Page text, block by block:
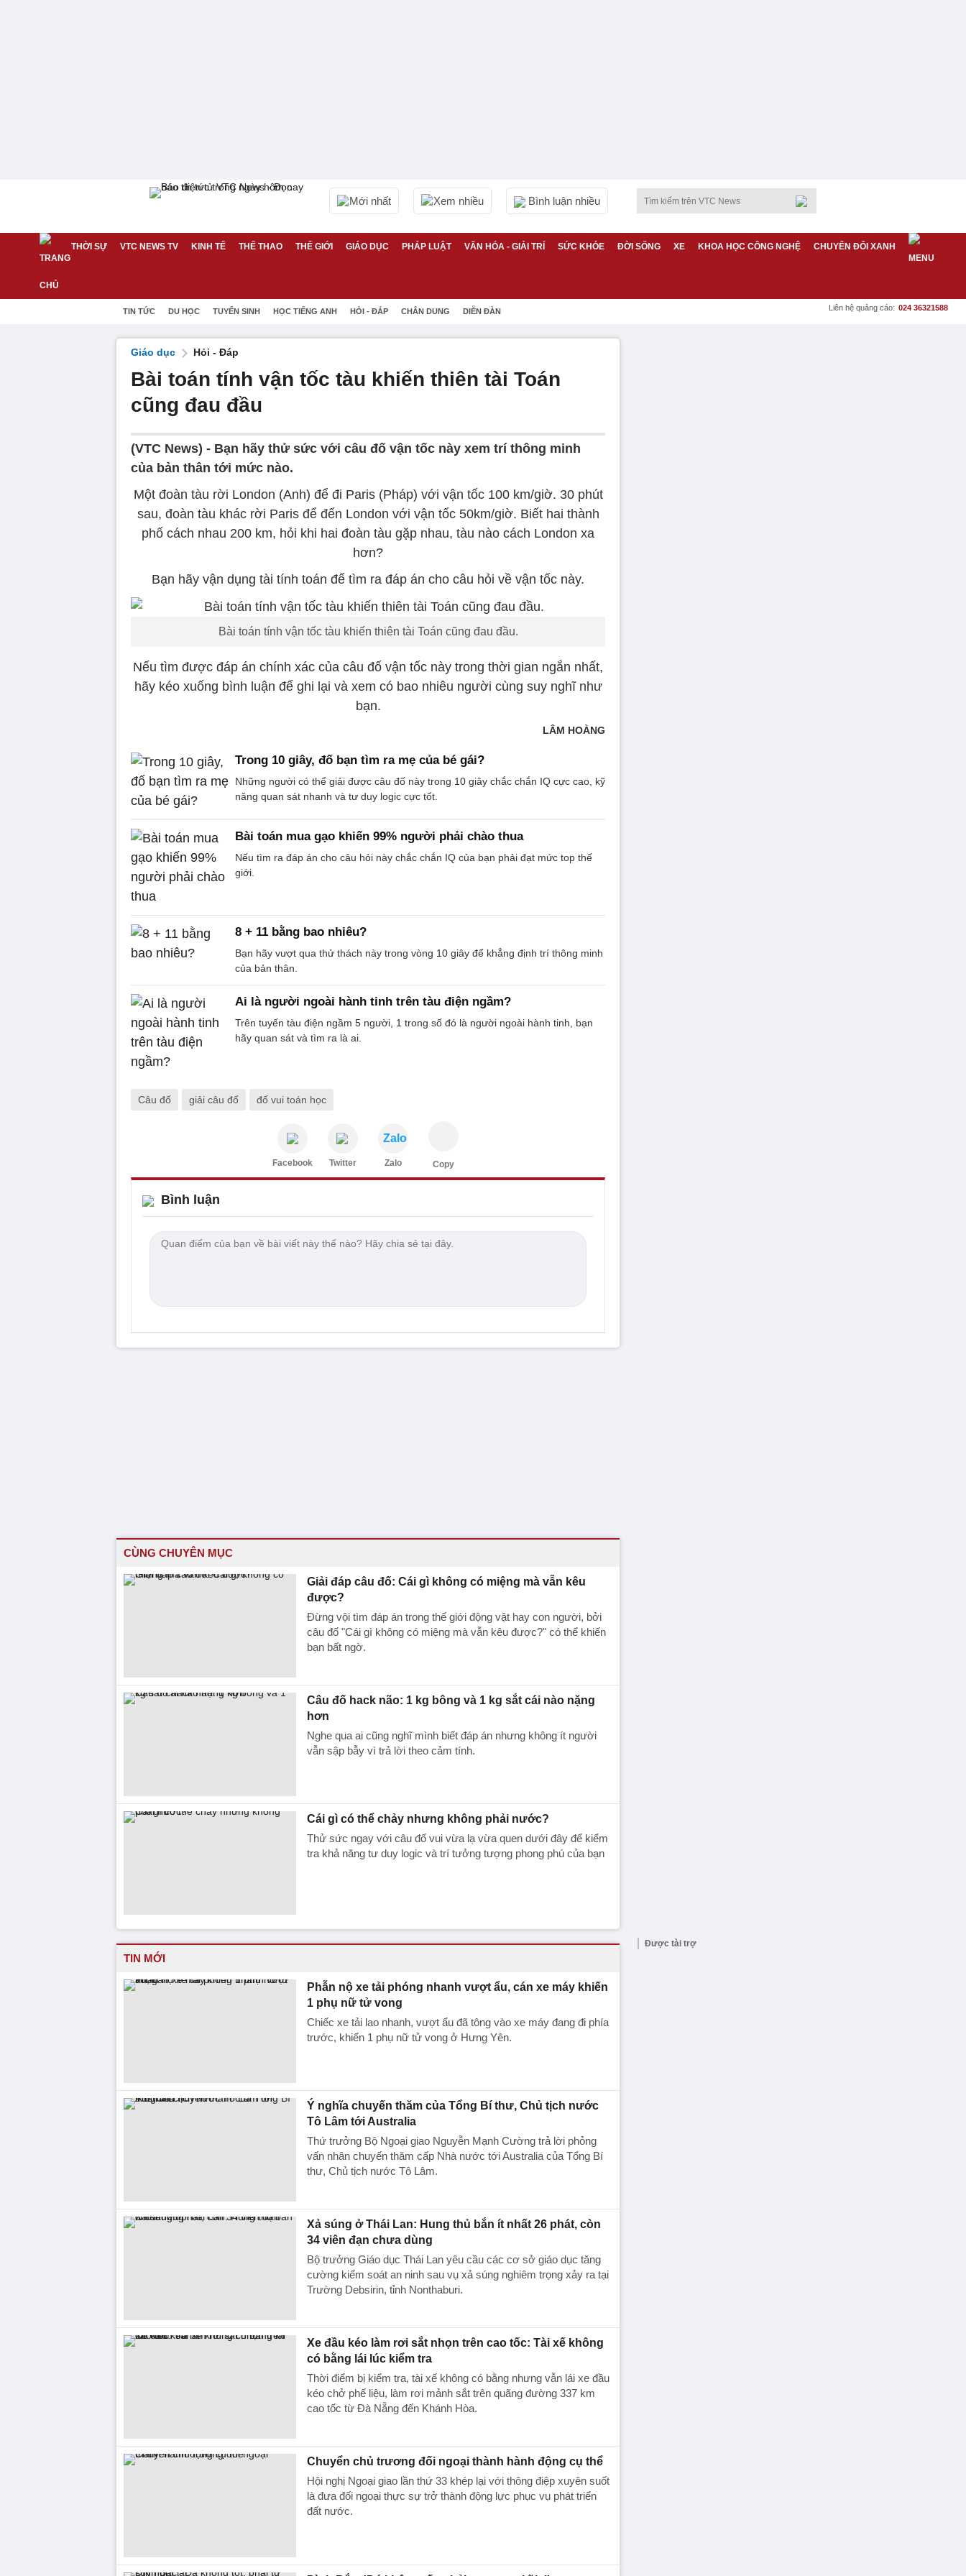
Mới nhất Xem nhiều Bình luận nhiều
THỜI SỰ VTC NEWS TV KINH TẾ THỂ THAO THẾ GIỚI GIÁO DỤC PHÁP LUẬT VĂN HÓA - GIẢI TRÍ SỨC KHỎE ĐỜI SỐNG XE KHOA HỌC CÔNG NGHỆ CHUYỂN ĐỔI XANH
TIN TỨC DU HỌC TUYỂN SINH HỌC TIẾNG ANH HỎI - ĐÁP CHÂN DUNG DIỄN ĐÀN Liên hệ quảng cáo: 024 36321588
Giáo dục Hỏi - Đáp
Bài toán tính vận tốc tàu khiến thiên tài Toán
cũng đau đầu
(VTC News) - Bạn hãy thử sức với câu đố vận tốc này xem trí thông minh
của bản thân tới mức nào.
Một đoàn tàu rời London (Anh) để đi Paris (Pháp) với vận tốc 100 km/giờ. 30 phút
sau, đoàn tàu khác rời Paris để đến London với vận tốc 50km/giờ. Biết hai thành
phố cách nhau 200 km, hỏi khi hai đoàn tàu gặp nhau, tàu nào cách London xa
hơn?
Bạn hãy vận dụng tài tính toán để tìm ra đáp án cho câu hỏi về vận tốc này.
Bài toán tính vận tốc tàu khiến thiên tài Toán cũng đau đầu.
Nếu tìm được đáp án chính xác của câu đố vận tốc này trong thời gian ngắn nhất,
hãy kéo xuống bình luận để ghi lại và xem có bao nhiêu người cùng suy nghĩ như
bạn.
LÂM HOÀNG
Trong 10 giây, đố bạn tìm ra mẹ của bé gái?
Những người có thể giải được câu đố này trong 10 giây chắc chắn IQ cực cao, kỹ
năng quan sát nhanh và tư duy logic cực tốt.
Bài toán mua gạo khiến 99% người phải chào thua
Nếu tìm ra đáp án cho câu hỏi này chắc chắn IQ của bạn phải đạt mức top thế
giới.
8 + 11 bằng bao nhiêu?
Bạn hãy vượt qua thử thách này trong vòng 10 giây để khẳng định trí thông minh
của bản thân.
Ai là người ngoài hành tinh trên tàu điện ngầm?
Trên tuyến tàu điện ngầm 5 người, 1 trong số đó là người ngoài hành tinh, bạn
hãy quan sát và tìm ra là ai.
Câu đố giải câu đố đố vui toán học
Facebook Twitter
Zalo
Zalo Copy
Bình luận
CÙNG CHUYÊN MỤC
Giải đáp câu đố: Cái gì không có miệng mà vẫn kêu
được?
Đừng vội tìm đáp án trong thế giới động vật hay con người, bởi
câu đố "Cái gì không có miệng mà vẫn kêu được?" có thể khiến
bạn bất ngờ.
Câu đố hack não: 1 kg bông và 1 kg sắt cái nào nặng
hơn
Nghe qua ai cũng nghĩ mình biết đáp án nhưng không ít người
vẫn sập bẫy vì trả lời theo cảm tính.
Cái gì có thể chảy nhưng không phải nước?
Thử sức ngay với câu đố vui vừa lạ vừa quen dưới đây để kiểm
tra khả năng tư duy logic và trí tưởng tượng phong phú của bạn
TIN MỚI
Phẫn nộ xe tải phóng nhanh vượt ẩu, cán xe máy khiến
1 phụ nữ tử vong
Chiếc xe tải lao nhanh, vượt ẩu đã tông vào xe máy đang đi phía
trước, khiến 1 phụ nữ tử vong ở Hưng Yên.
Ý nghĩa chuyến thăm của Tổng Bí thư, Chủ tịch nước
Tô Lâm tới Australia
Thứ trưởng Bộ Ngoại giao Nguyễn Mạnh Cường trả lời phỏng
vấn nhân chuyến thăm cấp Nhà nước tới Australia của Tổng Bí
thư, Chủ tịch nước Tô Lâm.
Xả súng ở Thái Lan: Hung thủ bắn ít nhất 26 phát, còn
34 viên đạn chưa dùng
Bộ trưởng Giáo dục Thái Lan yêu cầu các cơ sở giáo dục tăng
cường kiểm soát an ninh sau vụ xả súng nghiêm trọng xảy ra tại
Trường Debsirin, tỉnh Nonthaburi.
Xe đầu kéo làm rơi sắt nhọn trên cao tốc: Tài xế không
có bằng lái lúc kiểm tra
Thời điểm bị kiểm tra, tài xế không có bằng nhưng vẫn lái xe đầu
kéo chở phế liệu, làm rơi mảnh sắt trên quãng đường 337 km
cao tốc từ Đà Nẵng đến Khánh Hòa.
Chuyển chủ trương đối ngoại thành hành động cụ thể
Hội nghị Ngoại giao lần thứ 33 khép lại với thông điệp xuyên suốt
là đưa đối ngoại thực sự trở thành động lực phục vụ phát triển
đất nước.
Được tài trợ